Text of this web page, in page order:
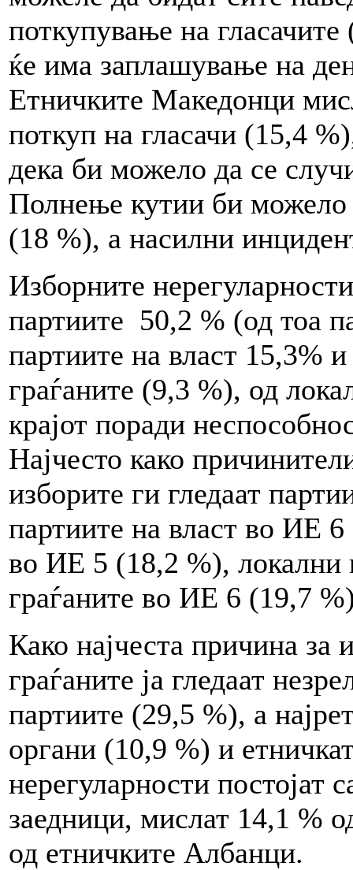
поткупување на
ќе има заплашување на
Етничките Македонци
поткуп на гласачи (15,4
дека би можело да се
Полнење кутии би можело
(18 %), а насилни
Изборните
партиите 50,2 % (од тоа
партиите на власт 15,3%
граѓаните (9,3 %), од
крајот поради
Најчесто како
изборите ги гледаат
партиите на власт во ИЕ
во ИЕ 5 (18,2 %),
граѓаните во ИЕ 6 (19,7
Како најчеста причина за
граѓаните ја гледаат
партиите (29,5 %), а
органи (10,9 %) и
нерегуларности постојат
заедници, мислат 14,1 %
од етничките Албанци.